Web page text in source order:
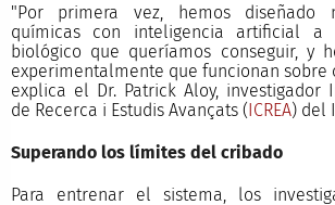
"Por primera vez, hemos diseñado
químicas con inteligencia artificial
biológico que queríamos conseguir, y
experimentalmente que funcionan sobre
explica el Dr. Patrick Aloy, investigador
de Recerca i Estudis Avançats (ICREA) del
Superando los límites del cribado
Para entrenar el sistema, los